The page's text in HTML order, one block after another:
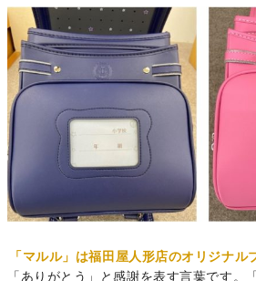
「マルル」は福田屋人形店のオリジナル
「ありがとう」と感謝を表す言葉です。